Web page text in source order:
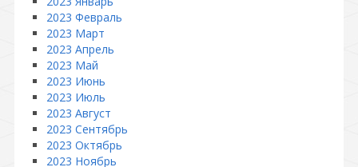
2023 Февраль
2023 Март
2023 Апрель
2023 Май
2023 Июнь
2023 Июль
2023 Август
2023 Сентябрь
2023 Октябрь
2023 Ноябрь